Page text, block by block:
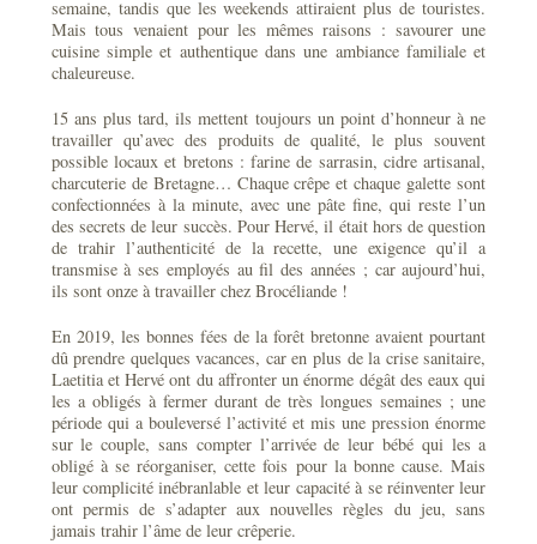
semaine, tandis que les weekends attiraient plus de touristes.
Mais tous venaient pour les mêmes raisons : savourer une
cuisine simple et authentique dans une ambiance familiale et
chaleureuse.
15 ans plus tard, ils mettent toujours un point d’honneur à ne
travailler qu’avec des produits de qualité, le plus souvent
possible locaux et bretons : farine de sarrasin, cidre artisanal,
charcuterie de Bretagne… Chaque crêpe et chaque galette sont
confectionnées à la minute, avec une pâte fine, qui reste l’un
des secrets de leur succès. Pour Hervé, il était hors de question
de trahir l’authenticité de la recette, une exigence qu’il a
transmise à ses employés au fil des années ; car aujourd’hui,
ils sont onze à travailler chez Brocéliande !
En 2019, les bonnes fées de la forêt bretonne avaient pourtant
dû prendre quelques vacances, car en plus de la crise sanitaire,
Laetitia et Hervé ont du affronter un énorme dégât des eaux qui
les a obligés à fermer durant de très longues semaines ; une
période qui a bouleversé l’activité et mis une pression énorme
sur le couple, sans compter l’arrivée de leur bébé qui les a
obligé à se réorganiser, cette fois pour la bonne cause. Mais
leur complicité inébranlable et leur capacité à se réinventer leur
ont permis de s’adapter aux nouvelles règles du jeu, sans
jamais trahir l’âme de leur crêperie.